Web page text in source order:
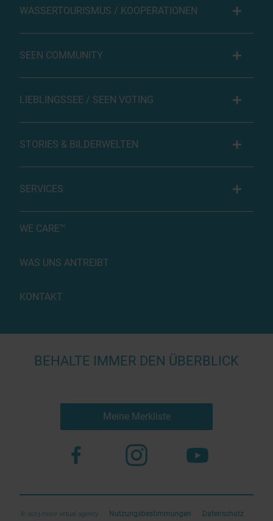
WASSERTOURISMUS / KOOPERATIONEN
SEEN COMMUNITY
LIEBLINGSSEE / SEEN VOTING
STORIES & BILDERWELTEN
SERVICES
WE CARE™
WAS UNS ANTREIBT
KONTAKT
BEHALTE IMMER DEN ÜBERBLICK
Meine Merkliste
© 2023 more virtual agency Nutzungsbestimmungen Datenschutz